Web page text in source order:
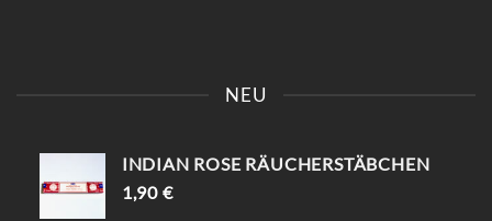
NEU
INDIAN ROSE RÄUCHERSTÄBCHEN
1,90 €